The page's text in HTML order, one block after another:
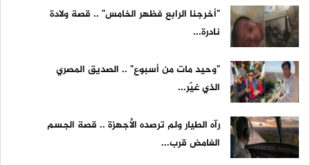
"أخرجنا الرابع فظهر الخامس" .. قصة ولادة
نادرة...
"وحيد مات من أسبوع" .. الصديق المصري
الذي غيّر...
رآه الطيار ولم ترصده الأجهزة .. قصة الجسم
الغامض قرب...